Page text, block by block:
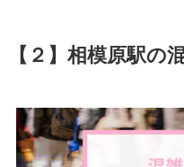
【２】相模原駅の